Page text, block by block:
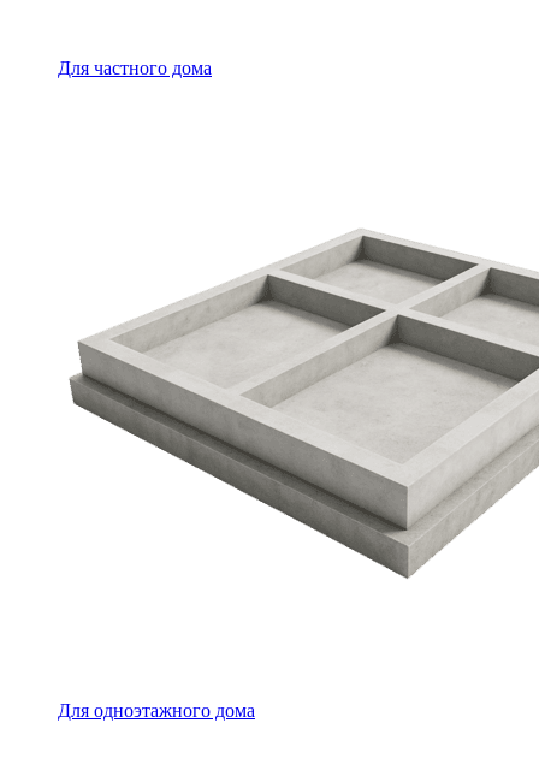
Для частного дома
Для одноэтажного дома